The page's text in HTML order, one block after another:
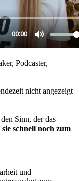
Podcaster,
nicht angezeigt
Sinn, der das
schnell noch zum
und